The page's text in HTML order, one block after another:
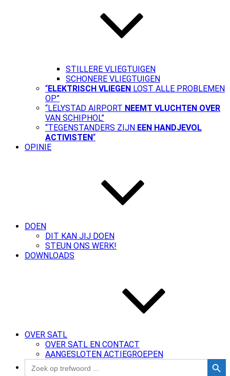
STILLERE VLIEGTUIGEN
SCHONERE VLIEGTUIGEN
“ELEKTRISCH VLIEGEN LOST ALLE PROBLEMEN
OP”
“LELYSTAD AIRPORT NEEMT VLUCHTEN OVER
VAN SCHIPHOL”
“TEGENSTANDERS ZIJN EEN HANDJEVOL
ACTIVISTEN“
OPINIE
DOEN
DIT KAN JIJ DOEN
STEUN ONS WERK!
DOWNLOADS
OVER SATL
OVER SATL EN CONTACT
AANGESLOTEN ACTIEGROEPEN
Zoek
naar: